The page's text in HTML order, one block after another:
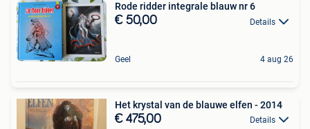
Rode ridder integrale blauw nr 6
€ 50,00 Details
Geel 4 aug 26
Het krystal van de blauwe elfen - 2014
€ 475,00 Details